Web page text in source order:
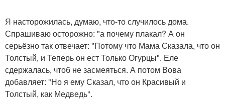
Я насторожилась, думаю, что-то случилось дома.
Спрашиваю осторожно: "а почему плакал? А он
серьёзно так отвечает: "Потому что Мама Сказала, что он
Толстый, и Теперь он ест Только Огурцы". Еле
сдержалась, чтоб не засмеяться. А потом Вова
добавляет: "Но я ему Сказал, что он Красивый и
Толстый, как Медведь".